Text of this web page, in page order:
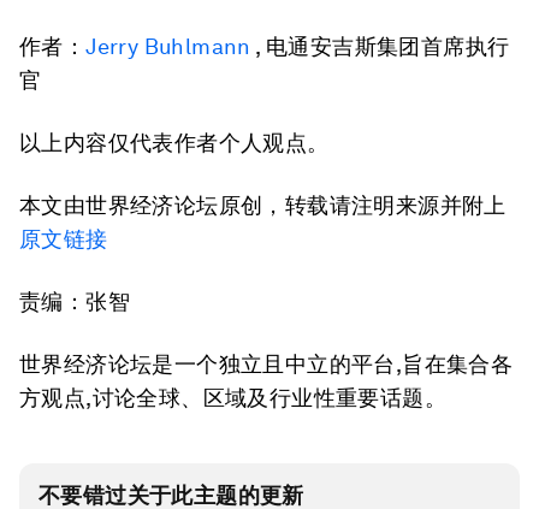
作者：Jerry Buhlmann , 电通安吉斯集团首席执行
官
以上内容仅代表作者个人观点。
本文由世界经济论坛原创，转载请注明来源并附上
原文链接
责编：张智
世界经济论坛是一个独立且中立的平台,旨在集合各
方观点,讨论全球、区域及行业性重要话题。
不要错过关于此主题的更新